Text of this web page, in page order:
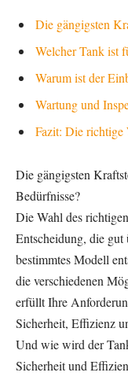
Die gängigsten
Welcher Tank ist
Warum ist der
Wartung und
Fazit: Die richtige
Die gängigsten
Bedürfnisse?
Die Wahl des
Entscheidung, die
bestimmtes Modell
die verschiedenen
erfüllt Ihre
Sicherheit, Effizienz
Und wie wird der
Sicherheit und